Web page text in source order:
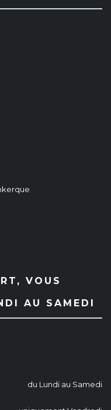
VOUS
AU SAMEDI
du Lundi au Samedi